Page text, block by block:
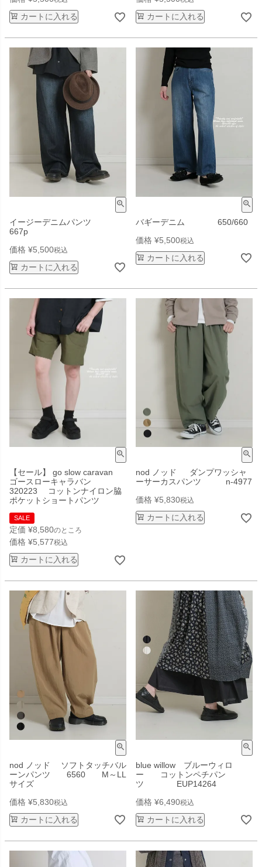
カートに入れる カートに入れる
イージーデニムパンツ
667p
価格 ¥5,500税込
カートに入れる
バギーデニム 650/660
価格 ¥5,500税込
カートに入れる
【セール】 go slow caravan
ゴースローキャラバン
320223 コットンナイロン脇
ポケットショートパンツ
SALE
定価 ¥8,580のところ
価格 ¥5,577税込
カートに入れる
nod ノッド ダンプワッシャ
ーサーカスパンツ n-4977
価格 ¥5,830税込
カートに入れる
nod ノッド ソフトタッチバル
ーンパンツ 6560 M～LL
サイズ
価格 ¥5,830税込
カートに入れる
blue willow ブルーウィロ
ー コットンペチパン
ツ EUP14264
価格 ¥6,490税込
カートに入れる